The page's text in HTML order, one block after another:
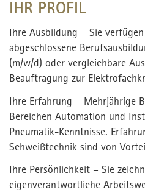
IHR PROFIL
Ihre Ausbildung – Sie
abgeschlossene
(m/w/d) oder vergleichbare
Beauftragung zur
Ihre Erfahrung – Mehrjährige
Bereichen Automation und
Pneumatik-Kenntnisse.
Schweißtechnik sind von
Ihre Persönlichkeit – Sie
eigenverantwortliche